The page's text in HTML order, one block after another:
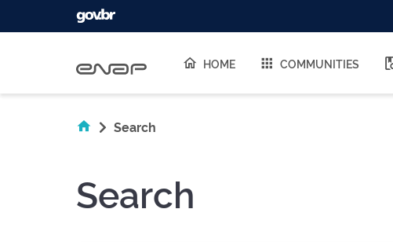
HOME COMMUNITIES
Search
Search